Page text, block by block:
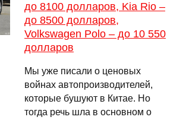
до 8100 долларов, Kia Rio –
до 8500 долларов,
Volkswagen Polo – до 10 550
долларов
Мы уже писали о ценовых
войнах автопроизводителей,
которые бушуют в Китае. Но
тогда речь шла в основном о